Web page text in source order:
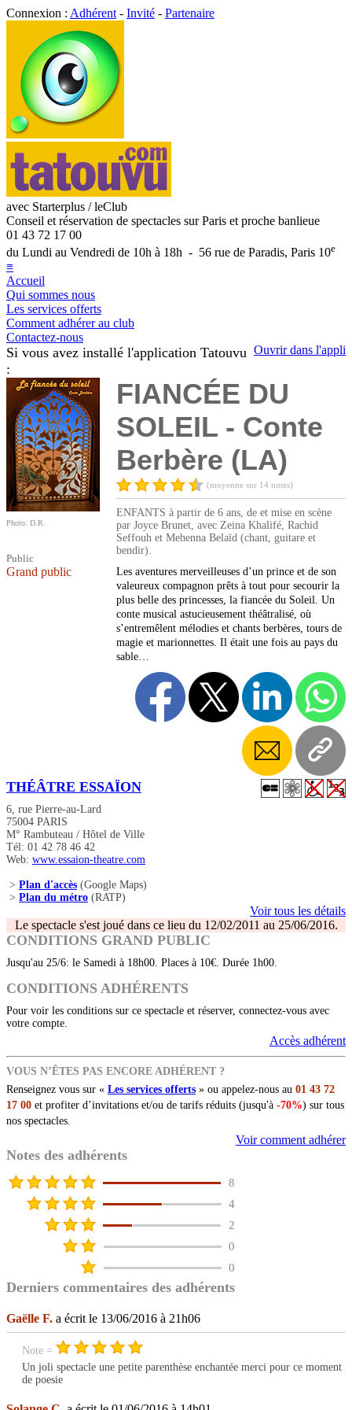
Connexion : Adhérent - Invité - Partenaire
avec Starterplus / leClub
Conseil et réservation de spectacles sur Paris et proche banlieue
01 43 72 17 00
du Lundi au Vendredi de 10h à 18h - 56 rue de Paradis, Paris 10e
≡
Accueil
Qui sommes nous
Les services offerts
Comment adhérer au club
Contactez-nous
Ouvrir dans l'appli
Si vous avez installé l'application Tatouvu
:
Photo: D.R.
Public
Grand public
FIANCÉE DU
SOLEIL - Conte
Berbère (LA)
(moyenne sur 14 notes)
ENFANTS à partir de 6 ans, de et mise en scène
par Joyce Brunet, avec Zeina Khalifé, Rachid
Seffouh et Mehenna Belaïd (chant, guitare et
bendir).
Les aventures merveilleuses d’un prince et de son
valeureux compagnon prêts à tout pour secourir la
plus belle des princesses, la fiancée du Soleil. Un
conte musical astucieusement théâtralisé, où
s’entremêlent mélodies et chants berbères, tours de
magie et marionnettes. Il était une fois au pays du
sable…
THÉÂTRE ESSAÏON
6, rue Pierre-au-Lard
75004 PARIS
M° Rambuteau / Hôtel de Ville
Tél: 01 42 78 46 42
Web: www.essaion-theatre.com
> Plan d'accès (Google Maps)
> Plan du métro (RATP)
Voir tous les détails
Le spectacle s'est joué dans ce lieu du 12/02/2011 au 25/06/2016.
CONDITIONS GRAND PUBLIC
Jusqu'au 25/6: le Samedi à 18h00. Places à 10€. Durée 1h00.
CONDITIONS ADHÉRENTS
Pour voir les conditions sur ce spectacle et réserver, connectez-vous avec
votre compte.
Accès adhérent
VOUS N’ÊTES PAS ENCORE ADHÉRENT ?
Renseignez vous sur « Les services offerts » ou appelez-nous au 01 43 72
17 00 et profiter d’invitations et/ou de tarifs réduits (jusqu'à -70%) sur tous
nos spectacles.
Voir comment adhérer
Notes des adhérents
8
4
2
0
0
Derniers commentaires des adhérents
Gaëlle F. a écrit le 13/06/2016 à 21h06
Note =
Un joli spectacle une petite parenthèse enchantée merci pour ce moment
de poesie